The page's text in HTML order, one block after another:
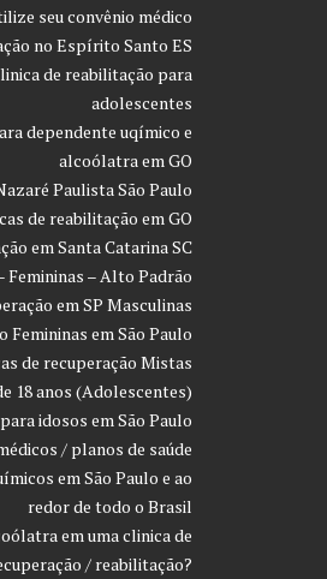
seu convênio médico
no Espírito Santo ES
de reabilitação para
adolescentes
dependente uqímico e
alcoólatra em GO
Paulista São Paulo
de reabilitação em GO
em Santa Catarina SC
Femininas – Alto Padrão
em SP Masculinas
Femininas em São Paulo
de recuperação Mistas
18 anos (Adolescentes)
idosos em São Paulo
/ planos de saúde
em São Paulo e ao
redor de todo o Brasil
em uma clinica de
/ reabilitação?